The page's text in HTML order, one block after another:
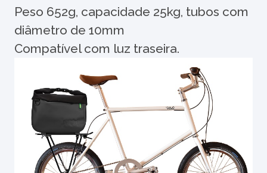
Peso 652g, capacidade 25kg, tubos com
diâmetro de 10mm
Compatível com luz traseira.